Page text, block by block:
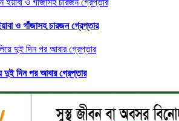
ও গাঁজাসহ চারজন গ্রেপ্তার
দুই দিন পর আবার গ্রেপ্তার